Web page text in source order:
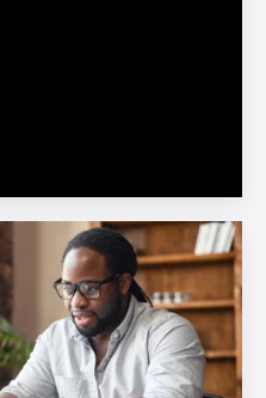
BUSINESS PROFILE GUIDE